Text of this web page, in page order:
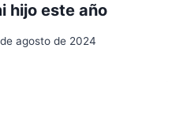
hijo este año
agosto de 2024